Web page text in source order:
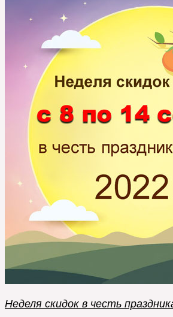
Неделя скидок в честь